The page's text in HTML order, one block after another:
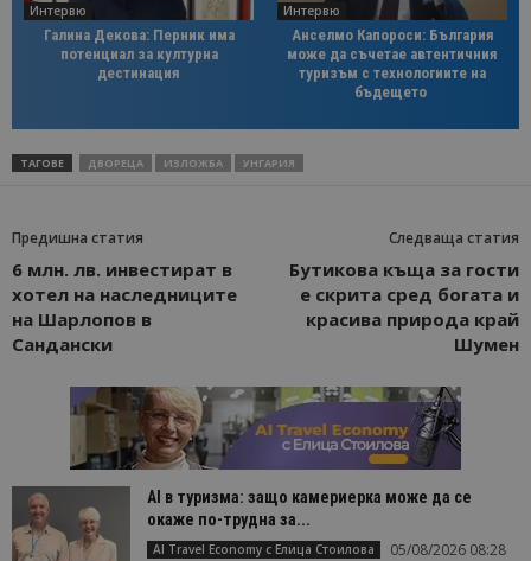
Интервю
Галина Декова: Перник има
потенциал за културна
дестинация
Интервю
Анселмо Капороси: България
може да съчетае автентичния
туризъм с технологиите на
бъдещето
ТАГОВЕ ДВОРЕЦА ИЗЛОЖБА УНГАРИЯ
Предишна статия
6 млн. лв. инвестират в
хотел на наследниците
на Шарлопов в
Сандански
Следваща статия
Бутикова къща за гости
е скрита сред богата и
красива природа край
Шумен
AI в туризма: защо камериерка може да се
окаже по-трудна за...
AI Travel Economy с Елица Стоилова 05/08/2026 08:28